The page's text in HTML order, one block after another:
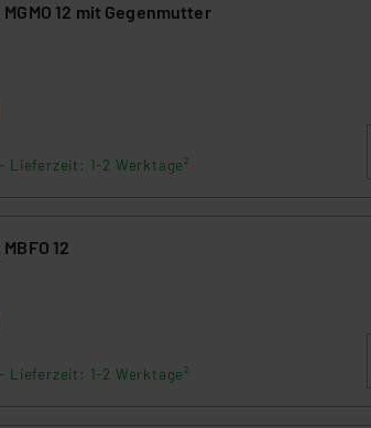
12 mit Gegenmutter
Lieferzeit: 1-2 Werktage²
12
Lieferzeit: 1-2 Werktage²